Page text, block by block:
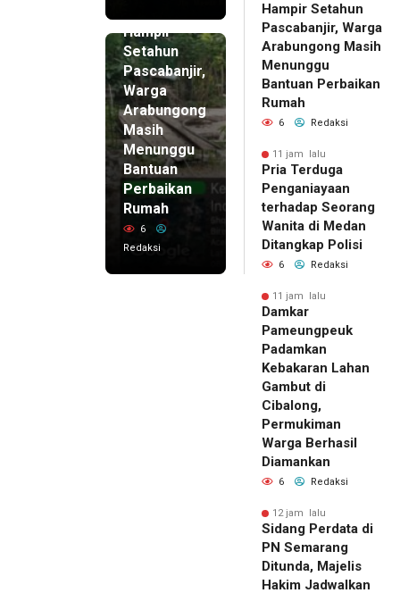
Hampir
Setahun
Pascabanjir,
Warga
Arabungong
Masih
Menunggu
Bantuan
Perbaikan
Rumah
6
Redaksi
Hampir Setahun
Pascabanjir, Warga
Arabungong Masih
Menunggu
Bantuan Perbaikan
Rumah
6 Redaksi
11 jam lalu
Pria Terduga
Penganiayaan
terhadap Seorang
Wanita di Medan
Ditangkap Polisi
6 Redaksi
11 jam lalu
Damkar
Pameungpeuk
Padamkan
Kebakaran Lahan
Gambut di
Cibalong,
Permukiman
Warga Berhasil
Diamankan
6 Redaksi
12 jam lalu
Sidang Perdata di
PN Semarang
Ditunda, Majelis
Hakim Jadwalkan